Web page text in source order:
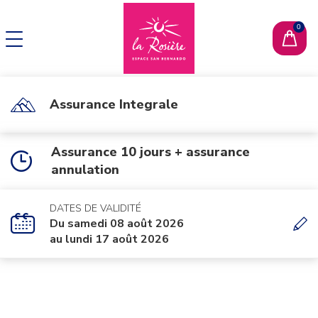
Assurance Integrale
Assurance 10 jours + assurance
annulation
DATES DE VALIDITÉ
Du samedi 08 août 2026
au lundi 17 août 2026
CHANGER DE LANGUE